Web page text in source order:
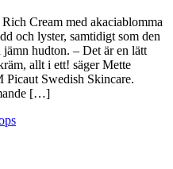
Cream med akaciablomma
och lyster, samtidigt som den
hudton. – Det är en lätt
allt i ett! säger Mette
Picaut Swedish Skincare.
[…]